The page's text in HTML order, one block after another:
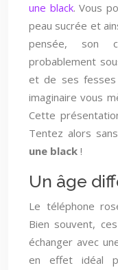
une black. Vous
peau sucrée et
pensée, son
probablement
et de ses
imaginaire vous
Cette
Tentez alors
une black !
Un âge
Le téléphone
Bien souvent,
échanger avec
en effet idéal